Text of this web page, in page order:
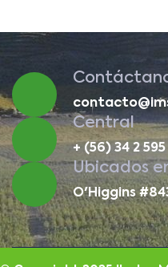
Central
+ (56) 34 2
Ubicados
O'Higgins